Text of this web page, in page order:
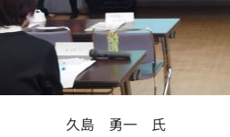
久島 勇一 氏